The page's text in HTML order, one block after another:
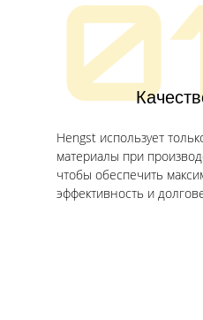
Hengst использует
материалы при
чтобы обеспечить
эффективность и